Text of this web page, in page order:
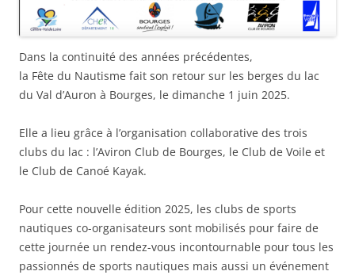
Dans la continuité des années précédentes,
la Fête du Nautisme fait son retour sur les berges du lac
du Val d’Auron à Bourges, le dimanche 1 juin 2025.
Elle a lieu grâce à l’organisation collaborative des trois
clubs du lac : l’Aviron Club de Bourges, le Club de Voile et
le Club de Canoé Kayak.
Pour cette nouvelle édition 2025, les clubs de sports
nautiques co-organisateurs sont mobilisés pour faire de
cette journée un rendez-vous incontournable pour tous les
passionnés de sports nautiques mais aussi un événement